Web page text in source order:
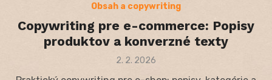
Obsah a copywriting
Copywriting pre e-commerce: Popisy
produktov a konverzné texty
Posted
2. 2. 2026